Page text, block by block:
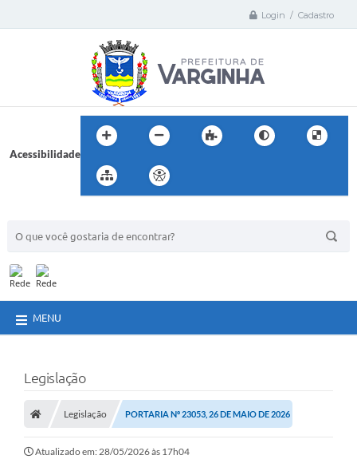
Login / Cadastro
Acessibilidade
MENU
Legislação
Legislação PORTARIA Nº 23053, 26 DE MAIO DE 2026
Atualizado em: 28/05/2026 às 17h04